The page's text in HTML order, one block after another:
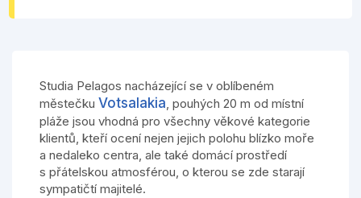
Studia Pelagos nacházející se v oblíbeném
městečku Votsalakia, pouhých 20 m od místní
pláže jsou vhodná pro všechny věkové kategorie
klientů, kteří ocení nejen jejich polohu blízko moře
a nedaleko centra, ale také domácí prostředí
s přátelskou atmosférou, o kterou se zde starají
sympatičtí majitelé.